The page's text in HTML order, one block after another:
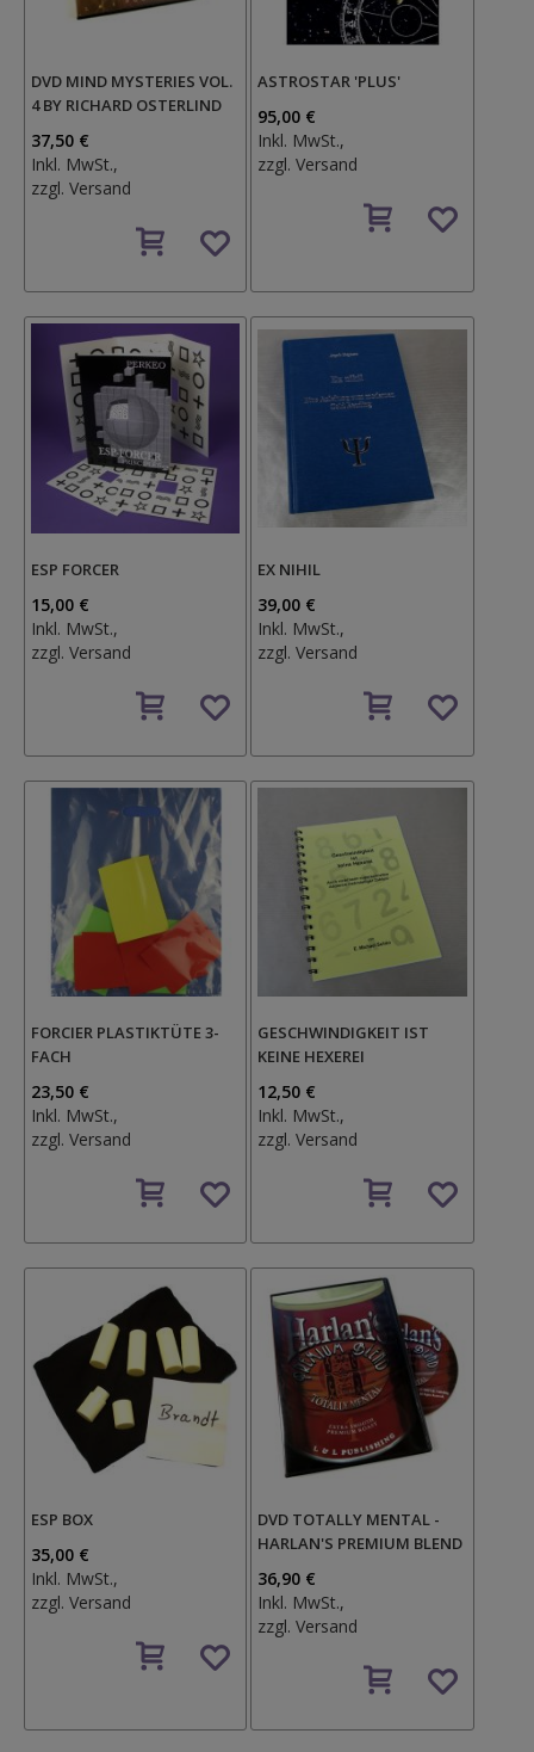
DVD MIND MYSTERIES VOL.
4 BY RICHARD OSTERLIND
37,50 €
Inkl. MwSt.,
zzgl. Versand
den
ASTROSTAR 'PLUS'
95,00 €
Inkl. MwSt.,
zzgl.Versand
den
ESP FORCER
15,00 €
Inkl. MwSt.,
zzgl. Versand
den
EX NIHIL
39,00 €
Inkl. MwSt.,
zzgl.Versand
den
FORCIER PLASTIKTÜTE 3-
FACH
23,50 €
Inkl. MwSt.,
zzgl. Versand
den
GESCHWINDIGKEIT IST
KEINE HEXEREI
12,50 €
Inkl. MwSt.,
zzgl.Versand
den
ESP BOX
35,00 €
Inkl. MwSt.,
zzgl. Versand
den
DVD TOTALLY MENTAL -
HARLAN'S PREMIUM BLEND
36,90 €
Inkl. MwSt.,
zzgl.Versand
den